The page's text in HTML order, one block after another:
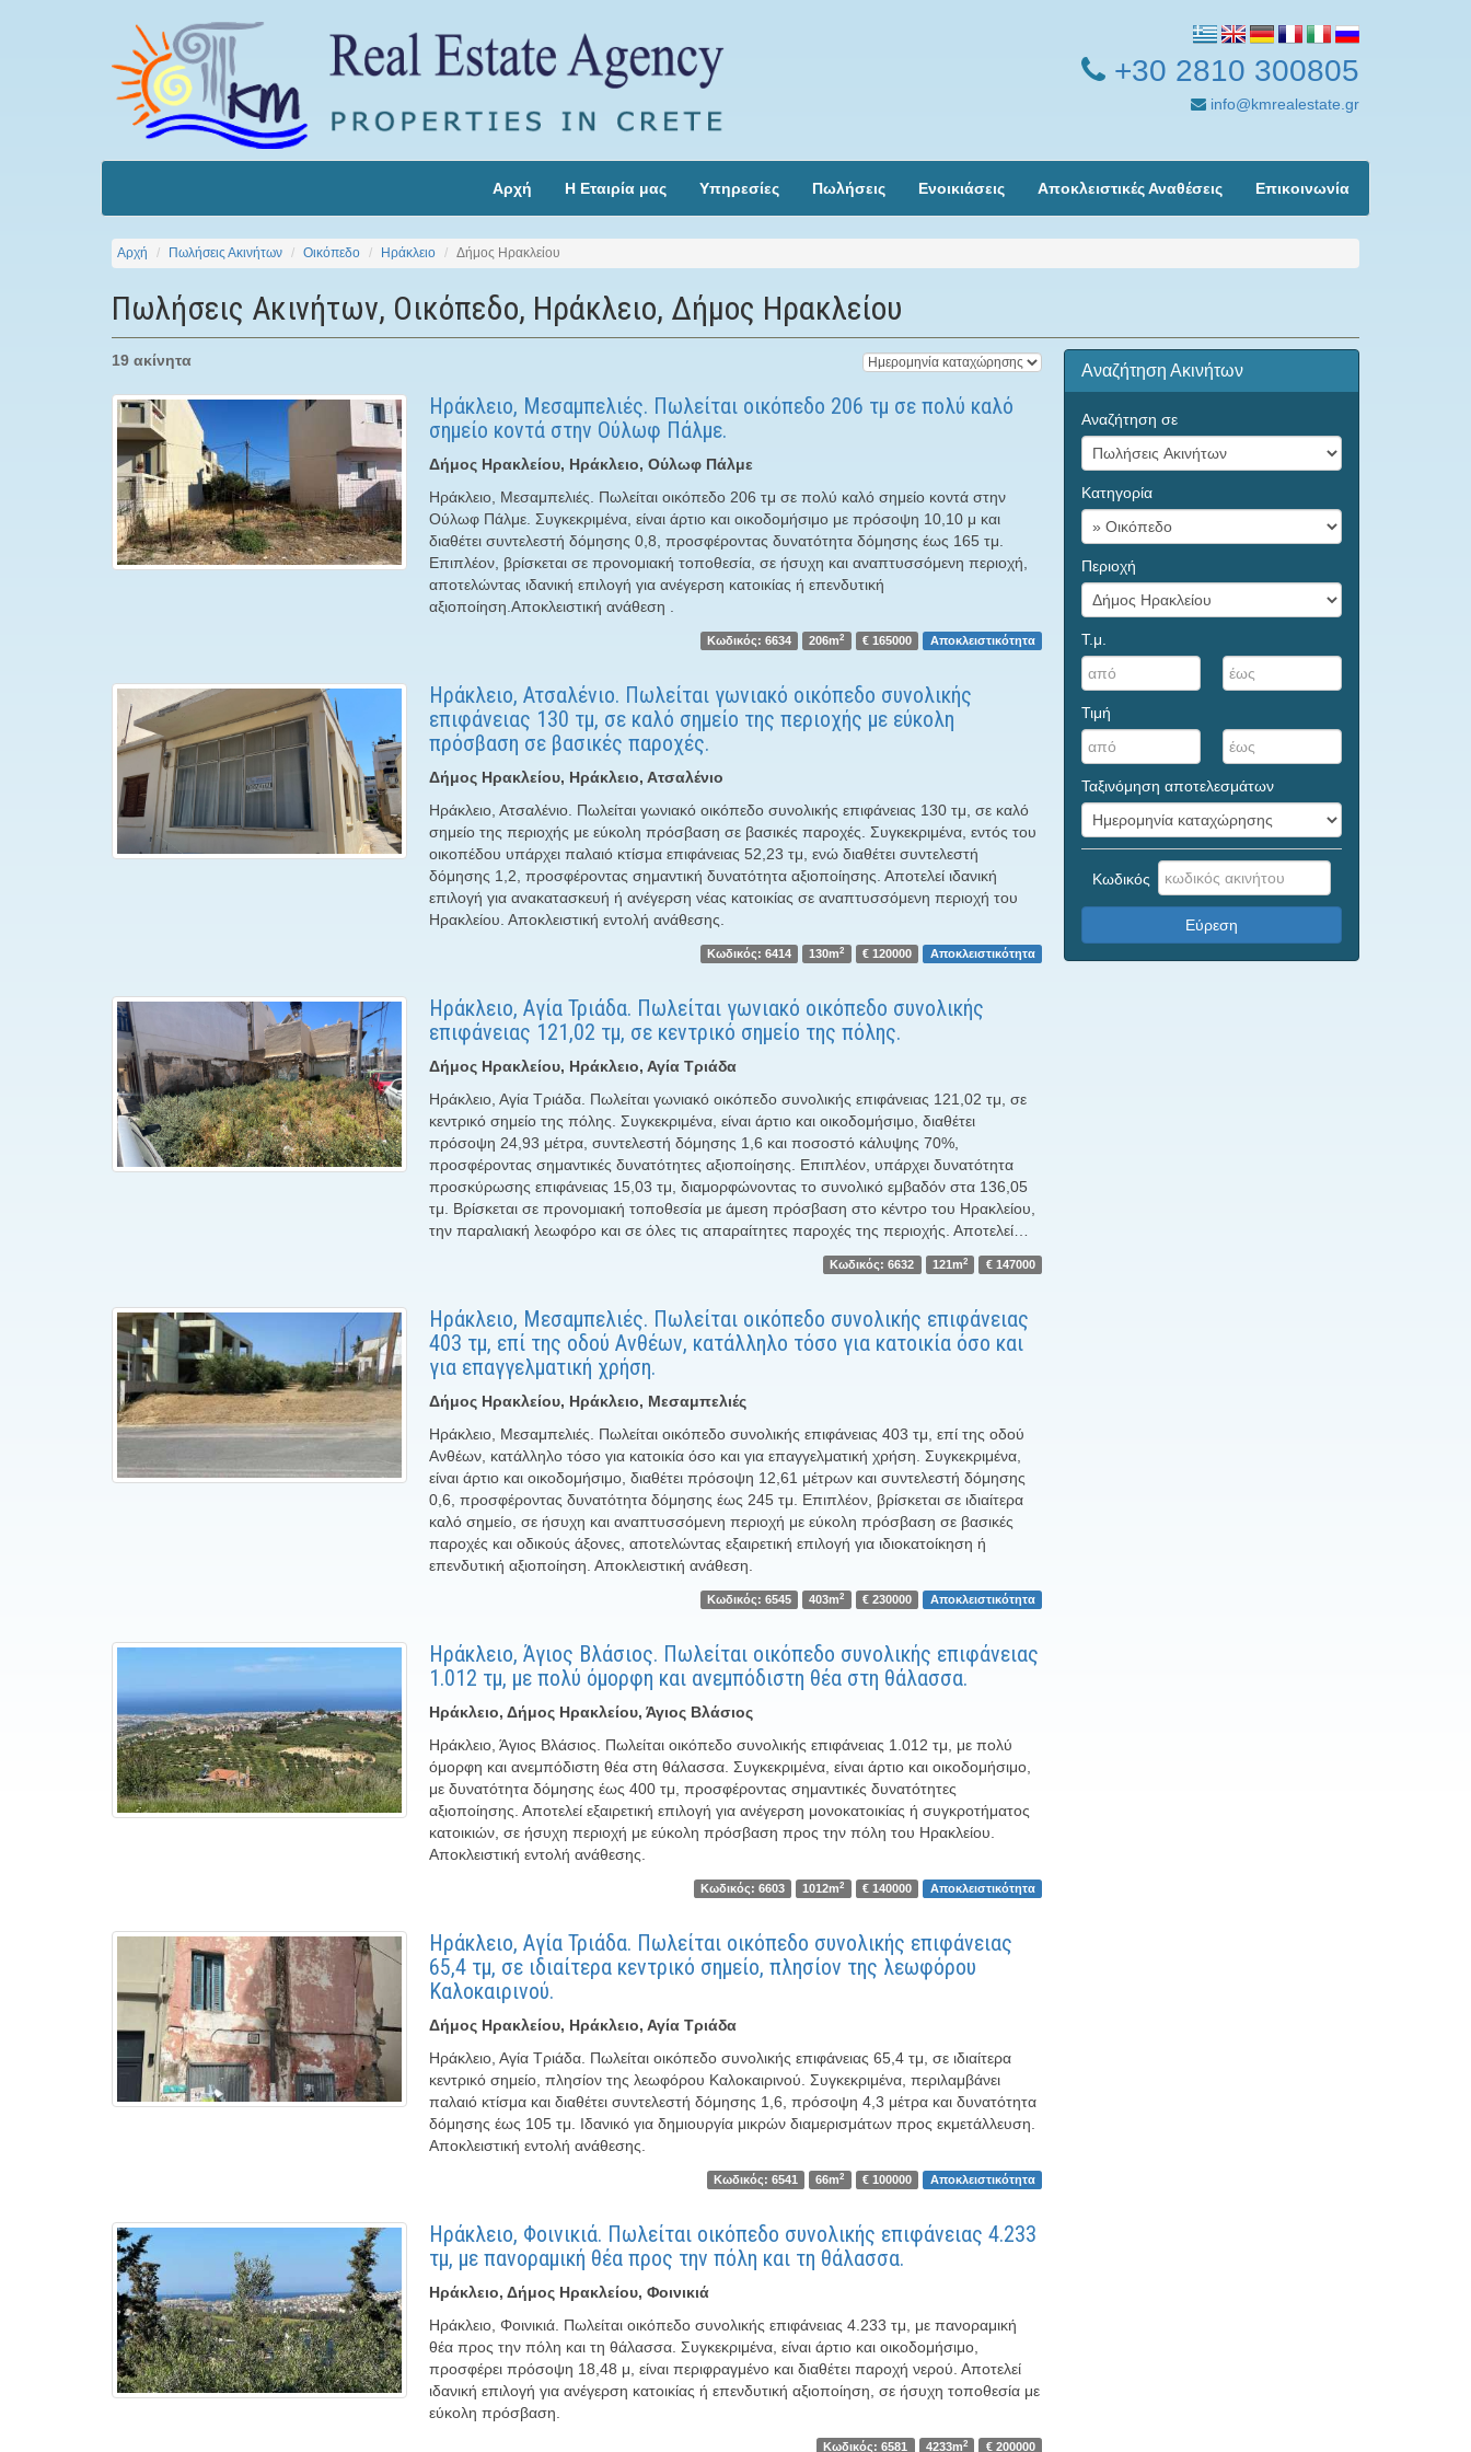
+30 2810 300805
info@kmrealestate.gr
Αρχή Η Εταιρία μας Υπηρεσίες Πωλήσεις Ενοικιάσεις Αποκλειστικές Αναθέσεις Επικοινωνία
Αρχή Πωλήσεις Ακινήτων Οικόπεδο Ηράκλειο Δήμος Ηρακλείου
Πωλήσεις Ακινήτων, Οικόπεδο, Ηράκλειο, Δήμος Ηρακλείου
19 ακίνητα
Ηράκλειο, Μεσαμπελιές. Πωλείται οικόπεδο 206 τμ σε πολύ καλό
σημείο κοντά στην Ούλωφ Πάλμε.
Δήμος Ηρακλείου, Ηράκλειο, Ούλωφ Πάλμε
Ηράκλειο, Μεσαμπελιές. Πωλείται οικόπεδο 206 τμ σε πολύ καλό σημείο κοντά στην
Ούλωφ Πάλμε. Συγκεκριμένα, είναι άρτιο και οικοδομήσιμο με πρόσοψη 10,10 μ και
διαθέτει συντελεστή δόμησης 0,8, προσφέροντας δυνατότητα δόμησης έως 165 τμ.
Επιπλέον, βρίσκεται σε προνομιακή τοποθεσία, σε ήσυχη και αναπτυσσόμενη περιοχή,
αποτελώντας ιδανική επιλογή για ανέγερση κατοικίας ή επενδυτική
αξιοποίηση.Αποκλειστική ανάθεση .
Κωδικός: 6634 206m2 € 165000 Αποκλειστικότητα
Ηράκλειο, Ατσαλένιο. Πωλείται γωνιακό οικόπεδο συνολικής
επιφάνειας 130 τμ, σε καλό σημείο της περιοχής με εύκολη
πρόσβαση σε βασικές παροχές.
Δήμος Ηρακλείου, Ηράκλειο, Ατσαλένιο
Ηράκλειο, Ατσαλένιο. Πωλείται γωνιακό οικόπεδο συνολικής επιφάνειας 130 τμ, σε καλό
σημείο της περιοχής με εύκολη πρόσβαση σε βασικές παροχές. Συγκεκριμένα, εντός του
οικοπέδου υπάρχει παλαιό κτίσμα επιφάνειας 52,23 τμ, ενώ διαθέτει συντελεστή
δόμησης 1,2, προσφέροντας σημαντική δυνατότητα αξιοποίησης. Αποτελεί ιδανική
επιλογή για ανακατασκευή ή ανέγερση νέας κατοικίας σε αναπτυσσόμενη περιοχή του
Ηρακλείου. Αποκλειστική εντολή ανάθεσης.
Κωδικός: 6414 130m2 € 120000 Αποκλειστικότητα
Ηράκλειο, Αγία Τριάδα. Πωλείται γωνιακό οικόπεδο συνολικής
επιφάνειας 121,02 τμ, σε κεντρικό σημείο της πόλης.
Δήμος Ηρακλείου, Ηράκλειο, Αγία Τριάδα
Ηράκλειο, Αγία Τριάδα. Πωλείται γωνιακό οικόπεδο συνολικής επιφάνειας 121,02 τμ, σε
κεντρικό σημείο της πόλης. Συγκεκριμένα, είναι άρτιο και οικοδομήσιμο, διαθέτει
πρόσοψη 24,93 μέτρα, συντελεστή δόμησης 1,6 και ποσοστό κάλυψης 70%,
προσφέροντας σημαντικές δυνατότητες αξιοποίησης. Επιπλέον, υπάρχει δυνατότητα
προσκύρωσης επιφάνειας 15,03 τμ, διαμορφώνοντας το συνολικό εμβαδόν στα 136,05
τμ. Βρίσκεται σε προνομιακή τοποθεσία με άμεση πρόσβαση στο κέντρο του Ηρακλείου,
την παραλιακή λεωφόρο και σε όλες τις απαραίτητες παροχές της περιοχής. Αποτελεί…
Κωδικός: 6632 121m2 € 147000
Ηράκλειο, Μεσαμπελιές. Πωλείται οικόπεδο συνολικής επιφάνειας
403 τμ, επί της οδού Ανθέων, κατάλληλο τόσο για κατοικία όσο και
για επαγγελματική χρήση.
Δήμος Ηρακλείου, Ηράκλειο, Μεσαμπελιές
Ηράκλειο, Μεσαμπελιές. Πωλείται οικόπεδο συνολικής επιφάνειας 403 τμ, επί της οδού
Ανθέων, κατάλληλο τόσο για κατοικία όσο και για επαγγελματική χρήση. Συγκεκριμένα,
είναι άρτιο και οικοδομήσιμο, διαθέτει πρόσοψη 12,61 μέτρων και συντελεστή δόμησης
0,6, προσφέροντας δυνατότητα δόμησης έως 245 τμ. Επιπλέον, βρίσκεται σε ιδιαίτερα
καλό σημείο, σε ήσυχη και αναπτυσσόμενη περιοχή με εύκολη πρόσβαση σε βασικές
παροχές και οδικούς άξονες, αποτελώντας εξαιρετική επιλογή για ιδιοκατοίκηση ή
επενδυτική αξιοποίηση. Αποκλειστική ανάθεση.
Κωδικός: 6545 403m2 € 230000 Αποκλειστικότητα
Ηράκλειο, Άγιος Βλάσιος. Πωλείται οικόπεδο συνολικής επιφάνειας
1.012 τμ, με πολύ όμορφη και ανεμπόδιστη θέα στη θάλασσα.
Ηράκλειο, Δήμος Ηρακλείου, Άγιος Βλάσιος
Ηράκλειο, Άγιος Βλάσιος. Πωλείται οικόπεδο συνολικής επιφάνειας 1.012 τμ, με πολύ
όμορφη και ανεμπόδιστη θέα στη θάλασσα. Συγκεκριμένα, είναι άρτιο και οικοδομήσιμο,
με δυνατότητα δόμησης έως 400 τμ, προσφέροντας σημαντικές δυνατότητες
αξιοποίησης. Αποτελεί εξαιρετική επιλογή για ανέγερση μονοκατοικίας ή συγκροτήματος
κατοικιών, σε ήσυχη περιοχή με εύκολη πρόσβαση προς την πόλη του Ηρακλείου.
Αποκλειστική εντολή ανάθεσης.
Κωδικός: 6603 1012m2 € 140000 Αποκλειστικότητα
Ηράκλειο, Αγία Τριάδα. Πωλείται οικόπεδο συνολικής επιφάνειας
65,4 τμ, σε ιδιαίτερα κεντρικό σημείο, πλησίον της λεωφόρου
Καλοκαιρινού.
Δήμος Ηρακλείου, Ηράκλειο, Αγία Τριάδα
Ηράκλειο, Αγία Τριάδα. Πωλείται οικόπεδο συνολικής επιφάνειας 65,4 τμ, σε ιδιαίτερα
κεντρικό σημείο, πλησίον της λεωφόρου Καλοκαιρινού. Συγκεκριμένα, περιλαμβάνει
παλαιό κτίσμα και διαθέτει συντελεστή δόμησης 1,6, πρόσοψη 4,3 μέτρα και δυνατότητα
δόμησης έως 105 τμ. Ιδανικό για δημιουργία μικρών διαμερισμάτων προς εκμετάλλευση.
Αποκλειστική εντολή ανάθεσης.
Κωδικός: 6541 66m2 € 100000 Αποκλειστικότητα
Ηράκλειο, Φοινικιά. Πωλείται οικόπεδο συνολικής επιφάνειας 4.233
τμ, με πανοραμική θέα προς την πόλη και τη θάλασσα.
Ηράκλειο, Δήμος Ηρακλείου, Φοινικιά
Ηράκλειο, Φοινικιά. Πωλείται οικόπεδο συνολικής επιφάνειας 4.233 τμ, με πανοραμική
θέα προς την πόλη και τη θάλασσα. Συγκεκριμένα, είναι άρτιο και οικοδομήσιμο,
προσφέρει πρόσοψη 18,48 μ, είναι περιφραγμένο και διαθέτει παροχή νερού. Αποτελεί
ιδανική επιλογή για ανέγερση κατοικίας ή επενδυτική αξιοποίηση, σε ήσυχη τοποθεσία με
εύκολη πρόσβαση.
Κωδικός: 6581 4233m2 € 200000
Αναζήτηση Ακινήτων
Αναζήτηση σε
Κατηγορία
Περιοχή
Τ.μ.
Τιμή
Ταξινόμηση αποτελεσμάτων
Κωδικός
Εύρεση